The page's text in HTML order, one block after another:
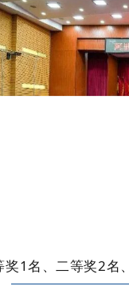
1名、二等奖2名